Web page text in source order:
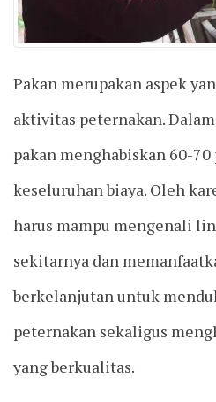
Pakan merupakan aspek
aktivitas peternakan.
pakan menghabiskan 60-
keseluruhan biaya. Oleh
harus mampu mengenali
sekitarnya dan
berkelanjutan untuk
peternakan sekaligus
yang berkualitas.